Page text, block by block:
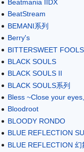
Beatmania IIDX
BeatStream
BEMANI系列
Berry's
BITTERSWEET FOOLS
BLACK SOULS
BLACK SOULS II
BLACK SOULS系列
Bless ~Close your
Bloodroot
BLOODY RONDO
BLUE REFLECTION
BLUE REFLECTION 幻